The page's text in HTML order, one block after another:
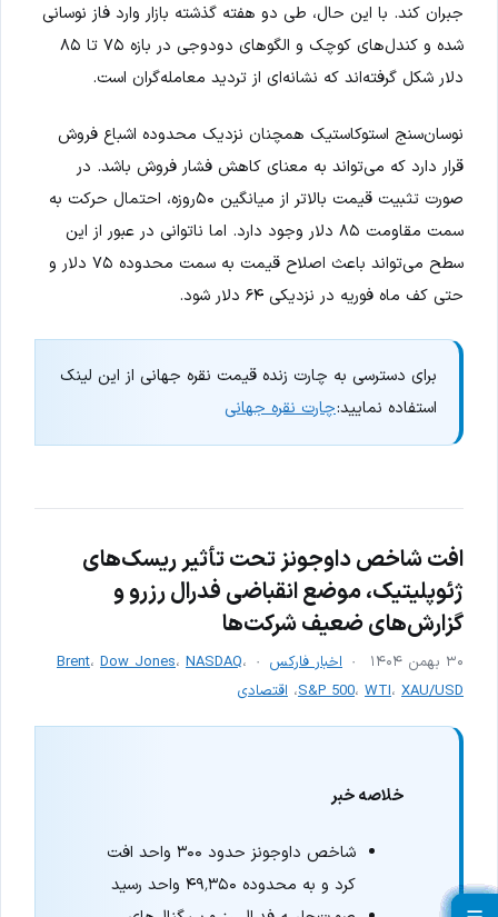
جبران کند. با این حال، طی دو هفته گذشته بازار وارد فاز نوسانی
شده و کندل‌های کوچک و الگوهای دودوجی در بازه ۷۵ تا ۸۵
دلار شکل گرفته‌اند که نشانه‌ای از تردید معامله‌گران است.
نوسان‌سنج استوکاستیک همچنان نزدیک محدوده اشباع فروش
قرار دارد که می‌تواند به معنای کاهش فشار فروش باشد. در
صورت تثبیت قیمت بالاتر از میانگین ۵۰روزه، احتمال حرکت به
سمت مقاومت ۸۵ دلار وجود دارد. اما ناتوانی در عبور از این
سطح می‌تواند باعث اصلاح قیمت به سمت محدوده ۷۵ دلار و
حتی کف ماه فوریه در نزدیکی ۶۴ دلار شود.
برای دسترسی به چارت زنده قیمت نقره جهانی از این لینک
استفاده نمایید:چارت نقره جهانی
افت شاخص داوجونز تحت تأثیر ریسک‌های
ژئوپلیتیک، موضع انقباضی فدرال رزرو و
گزارش‌های ضعیف شرکت‌ها
۳۰ بهمن ۱۴۰۴ اخبار فارکس Brent، Dow Jones، NASDAQ،
S&P 500، WTI، XAU/USD ، اقتصادی
خلاصه خبر
شاخص داوجونز حدود ۳۰۰ واحد افت
کرد و به محدوده ۴۹٬۳۵۰ واحد رسید